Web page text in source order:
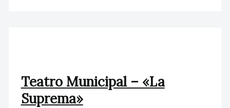
Teatro Municipal – «La
Suprema»